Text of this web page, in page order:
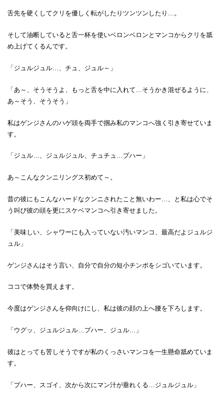
舌先を硬くしてクリを優しく転がしたりツンツンしたり…。
そして油断していると舌一杯を使いベロンベロンとマンコからクリを舐
め上げてくるんです。
「ジュルジュル…、チュ、ジュル～」
「あ～、そうそうよ、もっと舌を中に入れて…そうかき混ぜるように、
あ～そう、そうそう」
私はゲンジさんのハゲ頭を両手で掴み私のマンコへ強く引き寄せていま
す。
「ジュル…、ジュルジュル、チュチュ…プハー」
あ～こんなクンニリングス初めて～。
昔の彼にもこんなハードなクンニされたこと無いわー…、と私は心でそ
う叫び彼の頭を更にスケベマンコへ引き寄せました。
「美味しい、シャワーにも入っていない汚いマンコ、最高だよジュルジ
ュル」
ゲンジさんはそう言い、自分で自分の短小チンポをシゴいています。
ココで体勢を買えます。
今度はゲンジさんを仰向けにし、私は彼の顔の上へ腰を下ろします。
「ウグッ、ジュルジュル…プハー、ジュル…」
彼はとっても苦しそうですが私のくっさいマンコを一生懸命舐めていま
す。
「プハー、スゴイ、次から次にマン汁が垂れくる…ジュルジュル」